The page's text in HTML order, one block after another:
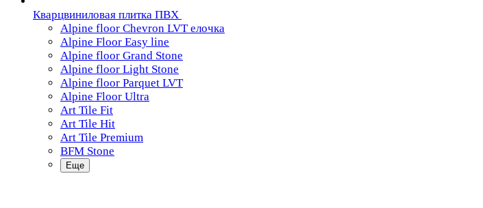
Кварцвиниловая плитка ПВХ
Alpine floor Chevron LVT елочка
Alpine Floor Easy line
Alpine floor Grand Stone
Alpine floor Light Stone
Alpine floor Parquet LVT
Alpine Floor Ultra
Art Tile Fit
Art Tile Hit
Art Tile Premium
BFM Stone
Еще